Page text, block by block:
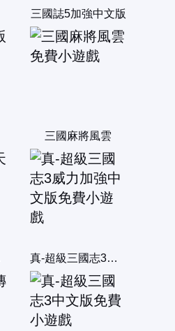
三國誌5加強中文版
三國麻將風雲
真-超級三國志3威力加強中文版